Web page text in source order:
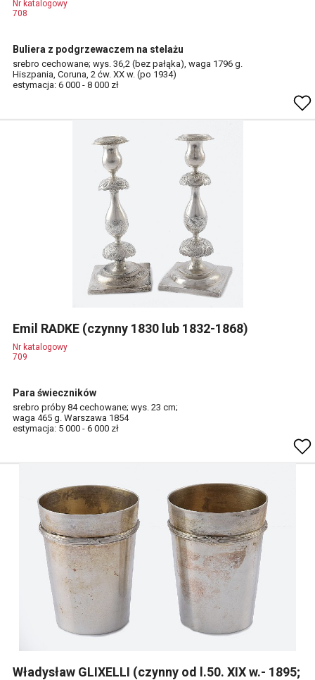
Nr katalogowy
708
Buliera z podgrzewaczem na stelażu
srebro cechowane; wys. 36,2 (bez pałąka), waga 1796 g.
Hiszpania, Coruna, 2 ćw. XX w. (po 1934)
estymacja: 6 000 - 8 000 zł
Emil RADKE (czynny 1830 lub 1832-1868)
Nr katalogowy
709
Para świeczników
srebro próby 84 cechowane; wys. 23 cm;
waga 465 g. Warszawa 1854
estymacja: 5 000 - 6 000 zł
Władysław GLIXELLI (czynny od l.50. XIX w.- 1895;